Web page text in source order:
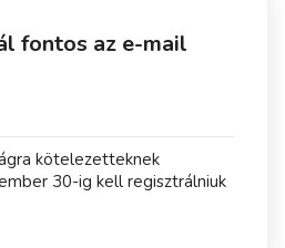
fontos az e-mail
kötelezetteknek
30-ig kell regisztrálniuk